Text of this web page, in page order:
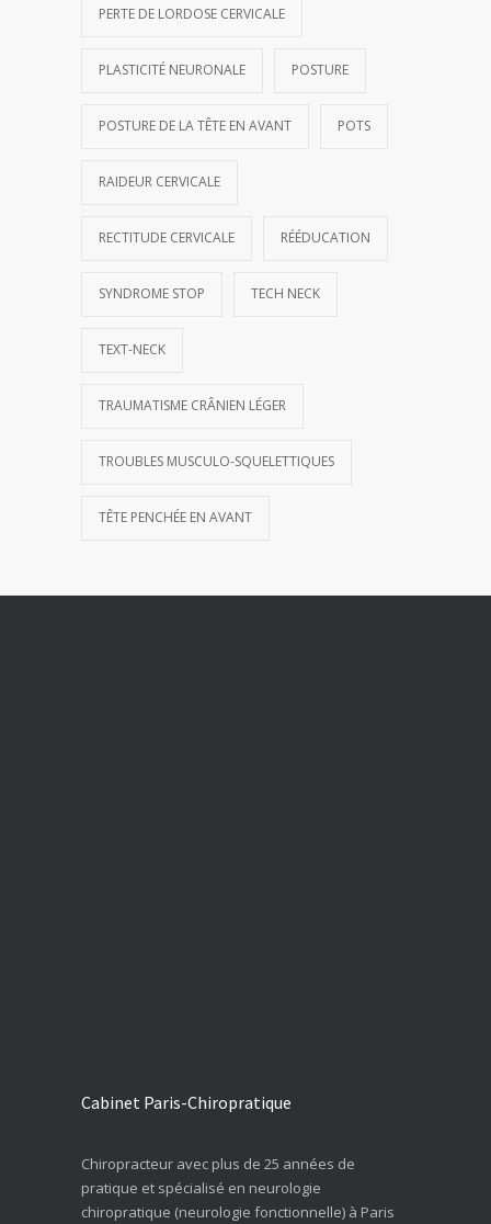
PERTE DE LORDOSE CERVICALE
PLASTICITÉ NEURONALE POSTURE
POSTURE DE LA TÊTE EN AVANT POTS
RAIDEUR CERVICALE
RECTITUDE CERVICALE RÉÉDUCATION
SYNDROME STOP TECH NECK
TEXT-NECK
TRAUMATISME CRÂNIEN LÉGER
TROUBLES MUSCULO-SQUELETTIQUES
TÊTE PENCHÉE EN AVANT
Cabinet Paris-Chiropratique
Chiropracteur avec plus de 25 années de
pratique et spécialisé en neurologie
chiropratique (neurologie fonctionnelle) à Paris